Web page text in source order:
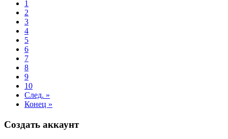
1
2
3
4
5
6
7
8
9
10
След. »
Конец »
Создать аккаунт